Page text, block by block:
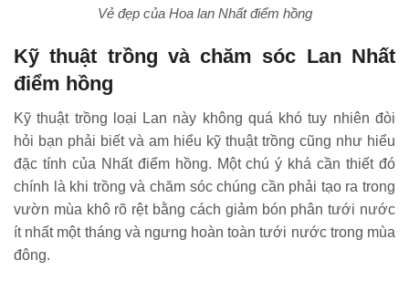
Vẻ đẹp của Hoa lan Nhất điểm hồng
Kỹ thuật trồng và chăm sóc Lan Nhất
điểm hồng
Kỹ thuật trồng loại Lan này không quá khó tuy nhiên đòi
hỏi bạn phải biết và am hiểu kỹ thuật trồng cũng như hiểu
đặc tính của Nhất điểm hồng. Một chú ý khá cần thiết đó
chính là khi trồng và chăm sóc chúng cần phải tạo ra trong
vườn mùa khô rõ rệt bằng cách giảm bón phân tưới nước
ít nhất một tháng và ngưng hoàn toàn tưới nước trong mùa
đông.